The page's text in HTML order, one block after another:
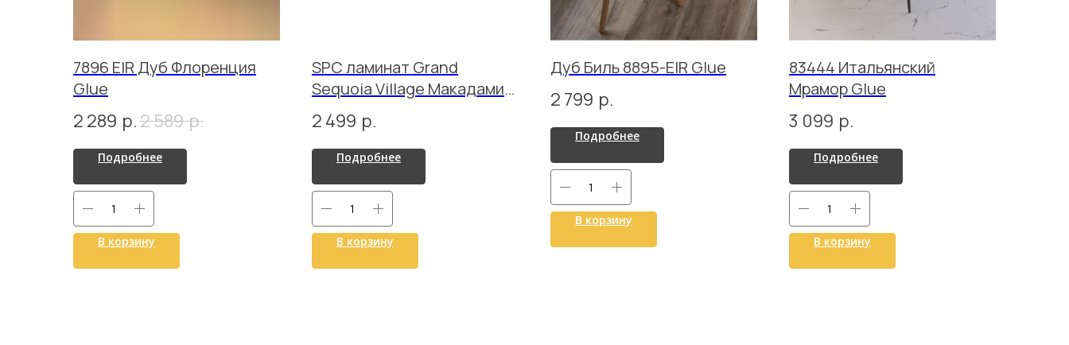
7896 EIR Дуб Флоренция
Glue
2 289 р.2 589 р.
Подробнее
В корзину
SPC ламинат Grand
Sequoia Village Макадамия
ECO 11-1007 MC
2 499 р.
Подробнее
В корзину
Дуб Биль 8895-EIR Glue
2 799 р.
Подробнее
В корзину
83444 Итальянский
Мрамор Glue
3 099 р.
Подробнее
В корзину